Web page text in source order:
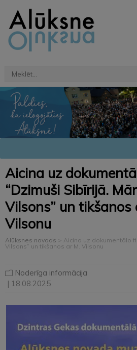
Aicina uz
“Dzimuši Sibīrijā.
Vilsons” un tikšanos
Vilsonu
Alūksnes novads > Aicina uz dokumentālo
Vilsons” un tikšanos ar M. Vilsonu
Noderīga informācija
| 18.08.2025